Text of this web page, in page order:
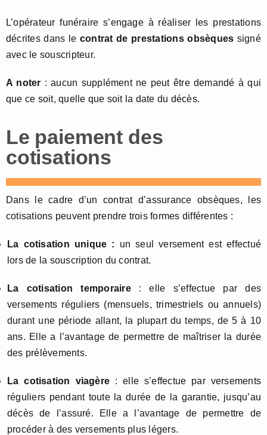
L’opérateur funéraire s’engage à réaliser les prestations
décrites dans le contrat de prestations obsèques signé
avec le souscripteur.
A noter : aucun supplément ne peut être demandé à qui
que ce soit, quelle que soit la date du décès.
Le paiement des
cotisations
Dans le cadre d’un contrat d’assurance obsèques, les
cotisations peuvent prendre trois formes différentes :
La cotisation unique : un seul versement est effectué
lors de la souscription du contrat.
La cotisation temporaire: elle s’effectue par des
versements réguliers (mensuels, trimestriels ou annuels)
durant une période allant, la plupart du temps, de 5 à 10
ans. Elle a l’avantage de permettre de maîtriser la durée
des prélèvements.
La cotisation viagère : elle s’effectue par versements
réguliers pendant toute la durée de la garantie, jusqu’au
décès de l’assuré. Elle a l’avantage de permettre de
procéder à des versements plus légers.